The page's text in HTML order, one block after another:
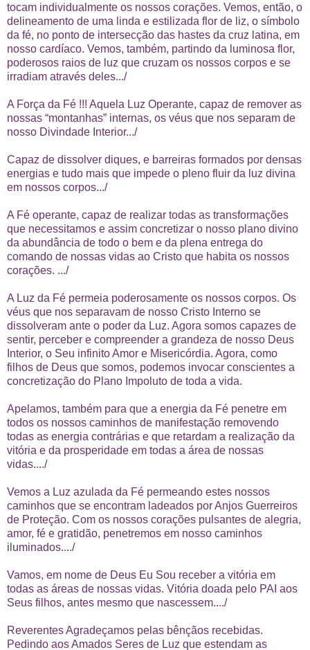
tocam individualmente os nossos corações. Vemos, então, o
delineamento de uma linda e estilizada flor de liz, o símbolo
da fé, no ponto de intersecção das hastes da cruz latina, em
nosso cardíaco. Vemos, também, partindo da luminosa flor,
poderosos raios de luz que cruzam os nossos corpos e se
irradiam através deles.../
A Força da Fé !!! Aquela Luz Operante, capaz de remover as
nossas “montanhas” internas, os véus que nos separam de
nosso Divindade Interior.../
Capaz de dissolver diques, e barreiras formados por densas
energias e tudo mais que impede o pleno fluir da luz divina
em nossos corpos.../
A Fé operante, capaz de realizar todas as transformações
que necessitamos e assim concretizar o nosso plano divino
da abundância de todo o bem e da plena entrega do
comando de nossas vidas ao Cristo que habita os nossos
corações. .../
A Luz da Fé permeia poderosamente os nossos corpos. Os
véus que nos separavam de nosso Cristo Interno se
dissolveram ante o poder da Luz. Agora somos capazes de
sentir, perceber e compreender a grandeza de nosso Deus
Interior, o Seu infinito Amor e Misericórdia. Agora, como
filhos de Deus que somos, podemos invocar conscientes a
concretização do Plano Impoluto de toda a vida.
Apelamos, também para que a energia da Fé penetre em
todos os nossos caminhos de manifestação removendo
todas as energia contrárias e que retardam a realização da
vitória e da prosperidade em todas a área de nossas
vidas..../
Vemos a Luz azulada da Fé permeando estes nossos
caminhos que se encontram ladeados por Anjos Guerreiros
de Proteção. Com os nossos corações pulsantes de alegria,
amor, fé e gratidão, penetremos em nosso caminhos
iluminados..../
Vamos, em nome de Deus Eu Sou receber a vitória em
todas as áreas de nossas vidas. Vitória doada pelo PAI aos
Seus filhos, antes mesmo que nascessem..../
Reverentes Agradeçamos pelas bênçãos recebidas.
Pedindo aos Amados Seres de Luz que estendam as